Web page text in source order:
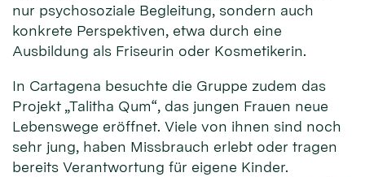
nur psychosoziale Begleitung, sondern auch
konkrete Perspektiven, etwa durch eine
Ausbildung als Friseurin oder Kosmetikerin.
In Cartagena besuchte die Gruppe zudem das
Projekt „Talitha Qum“, das jungen Frauen neue
Lebenswege eröffnet. Viele von ihnen sind noch
sehr jung, haben Missbrauch erlebt oder tragen
bereits Verantwortung für eigene Kinder.